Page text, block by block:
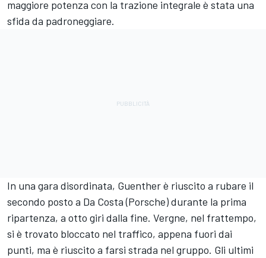
maggiore potenza con la trazione integrale è stata una
sfida da padroneggiare.
In una gara disordinata, Guenther è riuscito a rubare il
secondo posto a Da Costa (Porsche) durante la prima
ripartenza, a otto giri dalla fine. Vergne, nel frattempo,
si è trovato bloccato nel traffico, appena fuori dai
punti, ma è riuscito a farsi strada nel gruppo. Gli ultimi